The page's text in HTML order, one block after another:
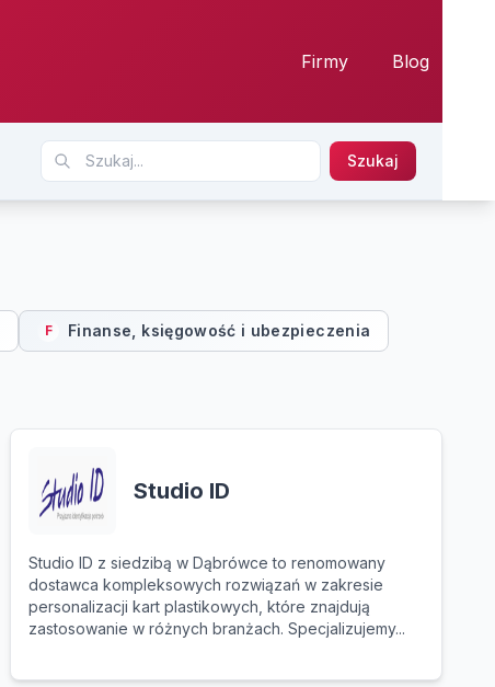
Firmy Blog
Szukaj
F Finanse, księgowość i ubezpieczenia
Studio ID
Studio ID z siedzibą w Dąbrówce to renomowany
dostawca kompleksowych rozwiązań w zakresie
personalizacji kart plastikowych, które znajdują
zastosowanie w różnych branżach. Specjalizujemy...